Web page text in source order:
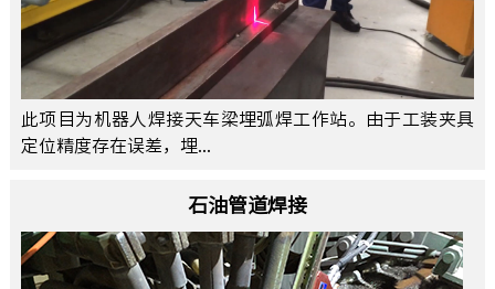
此项目为机器人焊接天车梁埋弧焊工作站。由于工装夹具
定位精度存在误差，埋...
石油管道焊接